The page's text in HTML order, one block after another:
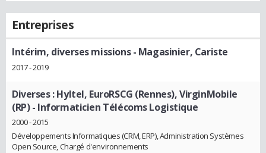
Entreprises
Intérim, diverses missions- Magasinier, Cariste
2017 - 2019
Diverses : Hyltel, EuroRSCG (Rennes), VirginMobile
(RP)- Informaticien Télécoms Logistique
2000 - 2015
Développements Informatiques (CRM, ERP), Administration Systèmes
Open Source, Chargé d'environnements